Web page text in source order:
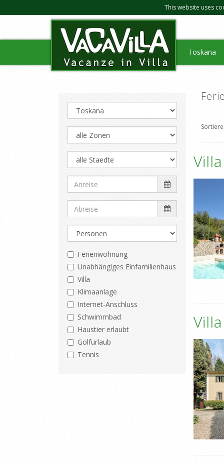
This website uses
Toskana
Ferienwohnung
Unabhängiges Einfamilienhaus
Villa
Klimaanlage
Internet-Anschluss
Schwimmbad
Haustier erlaubt
Golfurlaub
Tennis